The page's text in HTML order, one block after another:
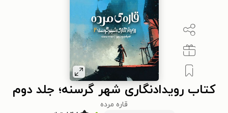
کتاب رویدادنگاری شهر گرسنه؛ جلد دوم
قاره مرده